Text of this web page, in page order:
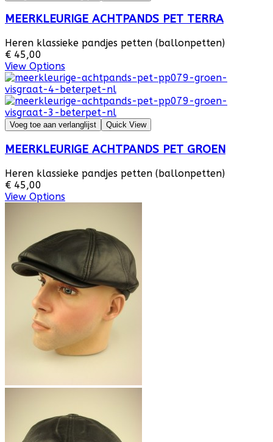
MEERKLEURIGE ACHTPANDS PET TERRA
Heren klassieke pandjes petten (ballonpetten)
€ 45,00
View Options
Voeg toe aan verlanglijst Quick View
MEERKLEURIGE ACHTPANDS PET GROEN
Heren klassieke pandjes petten (ballonpetten)
€ 45,00
View Options